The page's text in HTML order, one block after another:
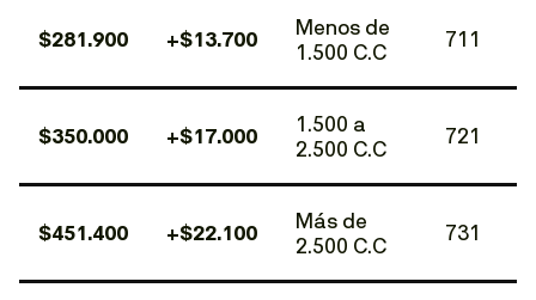
$281.900 +$13.700
Menos de
1.500 C.C
711
$350.000 +$17.000
1.500 a
2.500 C.C
721
$451.400 +$22.100
Más de
2.500 C.C
731